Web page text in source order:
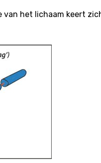
van het lichaam keert